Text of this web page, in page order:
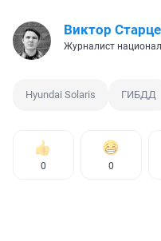
Виктор
Журналист
Hyundai Solaris ГИБДД
0 0